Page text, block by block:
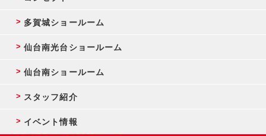
多賀城ショールーム
仙台南光台ショールーム
仙台南ショールーム
スタッフ紹介
イベント情報